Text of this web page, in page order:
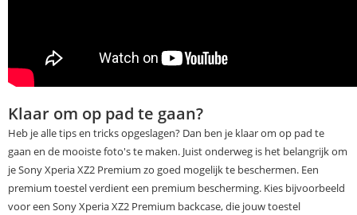
Klaar om op pad te gaan?
Heb je alle tips en tricks opgeslagen? Dan ben je klaar om op pad te
gaan en de mooiste foto's te maken. Juist onderweg is het belangrijk om
je Sony Xperia XZ2 Premium zo goed mogelijk te beschermen. Een
premium toestel verdient een premium bescherming. Kies bijvoorbeeld
voor een Sony Xperia XZ2 Premium backcase, die jouw toestel